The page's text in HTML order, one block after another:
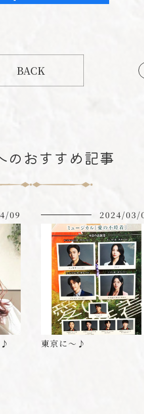
BACK
のおすすめ記事
09 2024/03/
東京に〜♪